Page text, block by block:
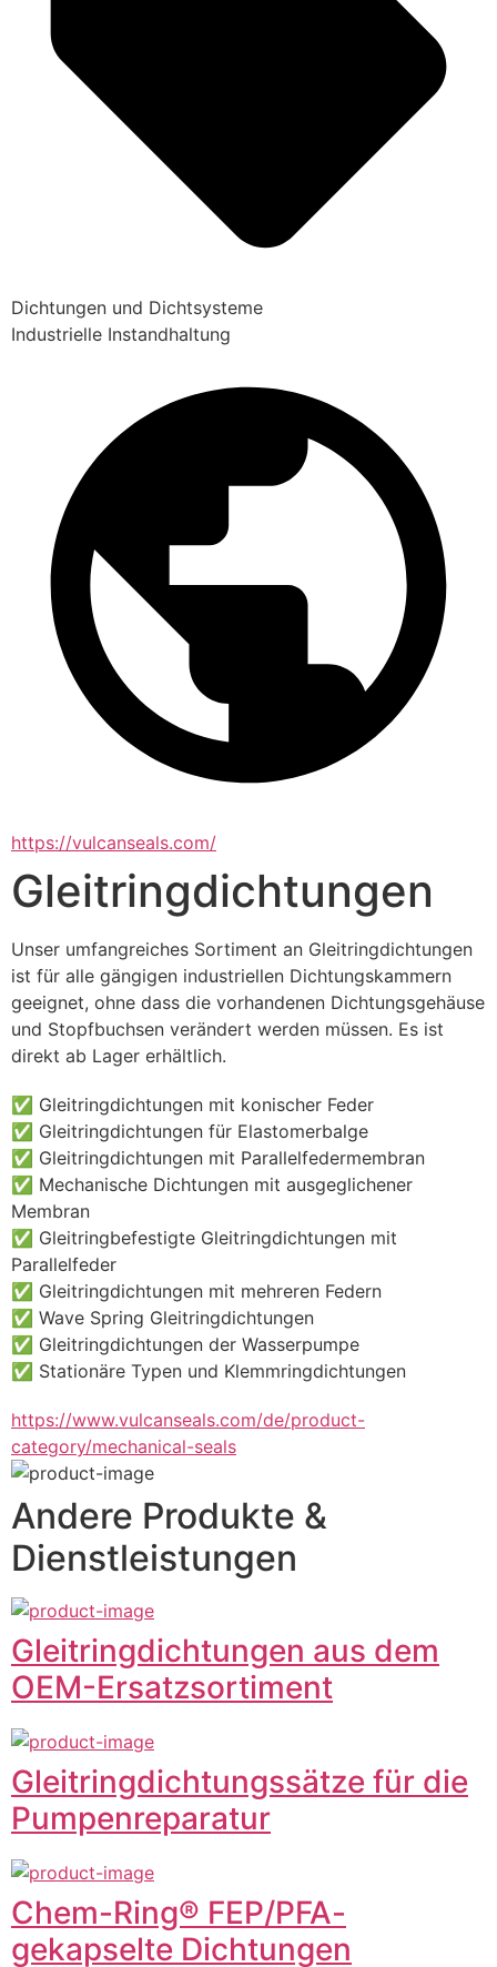
Dichtungen und Dichtsysteme
Industrielle Instandhaltung
https://vulcanseals.com/
Gleitringdichtungen
Unser umfangreiches Sortiment an Gleitringdichtungen
ist für alle gängigen industriellen Dichtungskammern
geeignet, ohne dass die vorhandenen Dichtungsgehäuse
und Stopfbuchsen verändert werden müssen. Es ist
direkt ab Lager erhältlich.
✅ Gleitringdichtungen mit konischer Feder
✅ Gleitringdichtungen für Elastomerbalge
✅ Gleitringdichtungen mit Parallelfedermembran
✅ Mechanische Dichtungen mit ausgeglichener
Membran
✅ Gleitringbefestigte Gleitringdichtungen mit
Parallelfeder
✅ Gleitringdichtungen mit mehreren Federn
✅ Wave Spring Gleitringdichtungen
✅ Gleitringdichtungen der Wasserpumpe
✅ Stationäre Typen und Klemmringdichtungen
https://www.vulcanseals.com/de/product-
category/mechanical-seals
Andere Produkte &
Dienstleistungen
Gleitringdichtungen aus dem
OEM-Ersatzsortiment
Gleitringdichtungssätze für die
Pumpenreparatur
Chem-Ring® FEP/PFA-
gekapselte Dichtungen